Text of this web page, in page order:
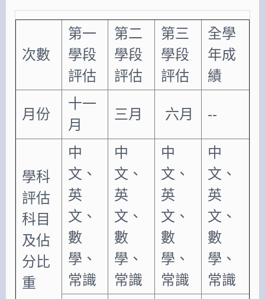
次數
第一
學段
評估
第二
學段
評估
第三
學段
評估
全學
年成
績
月份
十一
月
三月 六月 --
學科
評估
科目
及佔
分比
重
中
文、
英
文、
數
學、
常識
中
文、
英
文、
數
學、
常識
中
文、
英
文、
數
學、
常識
中
文、
英
文、
數
學、
常識